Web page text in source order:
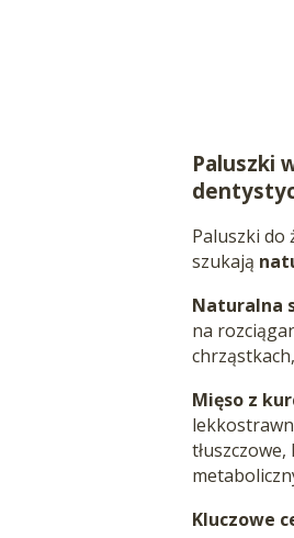
Paluszki
Paluszki do
szukają
Naturalna
na
Mięso z
Kluczowe